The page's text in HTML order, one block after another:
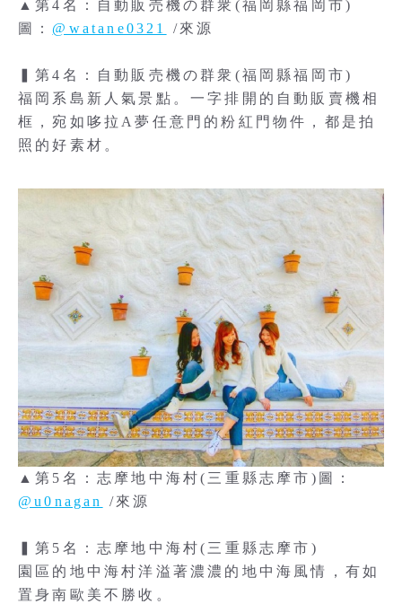
▲第4名：自動販売機の群衆(福岡縣福岡市)
圖： @watane0321 /來源
▍第4名：自動販売機の群衆(福岡縣福岡市)
福岡系島新人氣景點。一字排開的自動販賣機相
框，宛如哆拉A夢任意門的粉紅門物件，都是拍
照的好素材。
▲第5名：志摩地中海村(三重縣志摩市)圖：
@u0nagan
/來源
▍第5名：志摩地中海村(三重縣志摩市)
園區的地中海村洋溢著濃濃的地中海風情，有如
置身南歐美不勝收。